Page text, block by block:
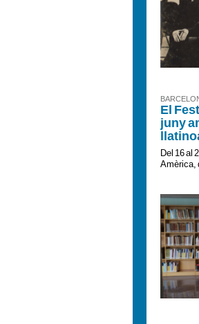
El
juny
Del 16 al
Amèrica,